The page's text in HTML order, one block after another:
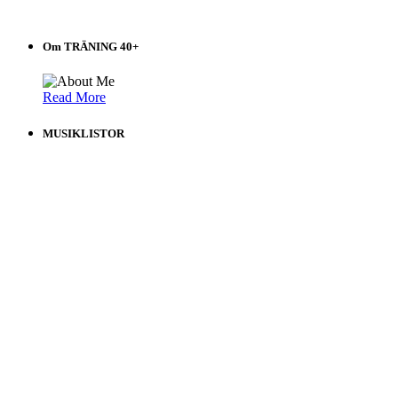
Om TRÄNING 40+
Read More
MUSIKLISTOR